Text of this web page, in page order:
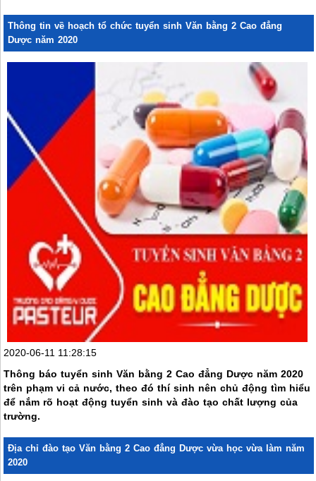
Thông tin về hoạch tổ chức tuyển sinh Văn bằng 2 Cao đẳng
Dược năm 2020
2020-06-11 11:28:15
Thông báo tuyển sinh Văn bằng 2 Cao đẳng Dược năm 2020
trên phạm vi cả nước, theo đó thí sinh nên chủ động tìm hiểu
để nắm rõ hoạt động tuyển sinh và đào tạo chất lượng của
trường.
Địa chỉ đào tạo Văn bằng 2 Cao đẳng Dược vừa học vừa làm năm
2020